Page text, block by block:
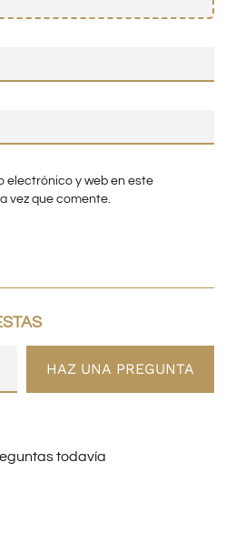
electrónico y web en este
vez que comente.
HAZ UNA PREGUNTA
todavía